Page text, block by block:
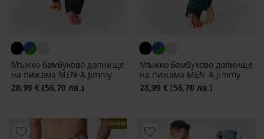
Мъжко бамбуково долнище
на пижама MEN-A Jimmy
28,99 € (56,70 лв.)
Мъжко бамбуково долнище
на пижама MEN-A Jimmy
28,99 € (56,70 лв.)
LIMITED